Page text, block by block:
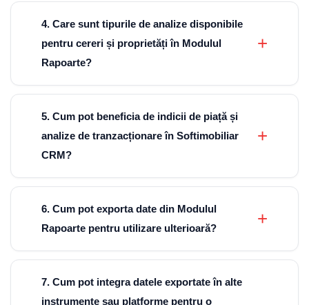
4. Care sunt tipurile de analize disponibile
pentru cereri și proprietăți în Modulul
Rapoarte?
5. Cum pot beneficia de indicii de piață și
analize de tranzacționare în Softimobiliar
CRM?
6. Cum pot exporta date din Modulul
Rapoarte pentru utilizare ulterioară?
7. Cum pot integra datele exportate în alte
instrumente sau platforme pentru o